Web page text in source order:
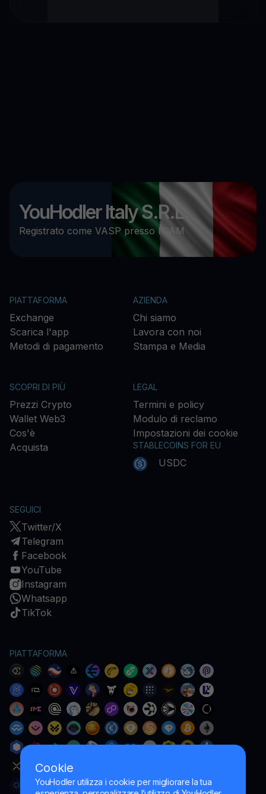
Cookie
YouHodler utilizza i cookie per migliorare la tua
YouHodler Italy S.R.L.
Registrato come VASP presso l’OAM
PIATTAFORMA
Exchange
Scarica l'app
Metodi di pagamento
AZIENDA
Chi siamo
Lavora con noi
Stampa e Media
SCOPRI DI PIÙ
Prezzi Crypto
Wallet Web3
Cos'è
Acquista
LEGAL
Termini e policy
Modulo di reclamo
Impostazioni dei cookie
STABLECOINS FOR EU
USDC
SEGUICI
Twitter/X
Telegram
Facebook
YouTube
Instagram
Whatsapp
TikTok
PIATTAFORMA